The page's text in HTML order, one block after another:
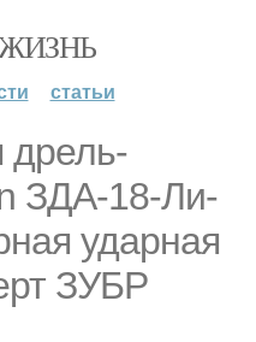
статьи
дрель-
ЗДА-18-Ли-
ударная
ЗУБР